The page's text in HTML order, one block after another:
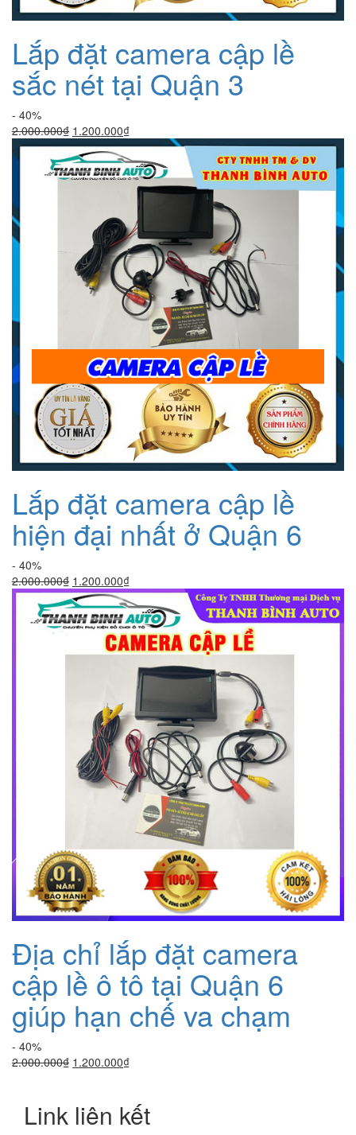
Lắp đặt camera cập lề
sắc nét tại Quận 3
- 40%
2.000.000₫ Giá
gốc
là:
2.000.000₫.
1.200.000₫Giá
hiện
tại
là:
1.200.000₫.
Lắp đặt camera cập lề
hiện đại nhất ở Quận 6
- 40%
2.000.000₫ Giá
gốc
là:
2.000.000₫.
1.200.000₫Giá
hiện
tại
là:
1.200.000₫.
Địa chỉ lắp đặt camera
cập lề ô tô tại Quận 6
giúp hạn chế va chạm
- 40%
2.000.000₫ Giá
2.000.000₫.
1.200.000₫Giá
là:
1.200.000₫.
Link liên kết